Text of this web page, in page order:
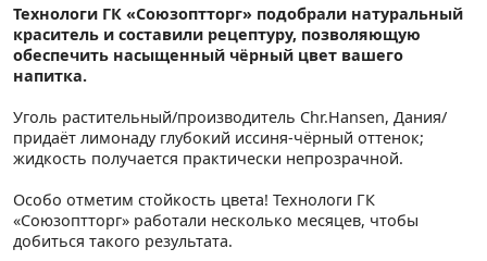
Технологи ГК «Союзоптторг» подобрали натуральный
краситель и составили рецептуру, позволяющую
обеспечить насыщенный чёрный цвет вашего
напитка.
Уголь растительный/производитель Chr.Hansen, Дания/
придаёт лимонаду глубокий иссиня-чёрный оттенок;
жидкость получается практически непрозрачной.
Особо отметим стойкость цвета! Технологи ГК
«Союзоптторг» работали несколько месяцев, чтобы
добиться такого результата.